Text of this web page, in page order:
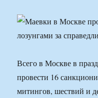
Всего в Москве в
провести 16
митингов, шествий и